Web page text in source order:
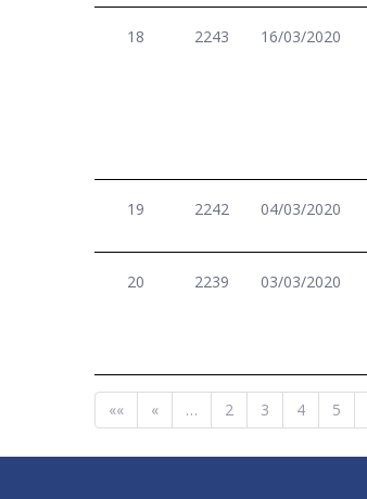
18 2243 16/03/2020
19 2242 04/03/2020
20 2239 03/03/2020
«« « … 2 3 4 5